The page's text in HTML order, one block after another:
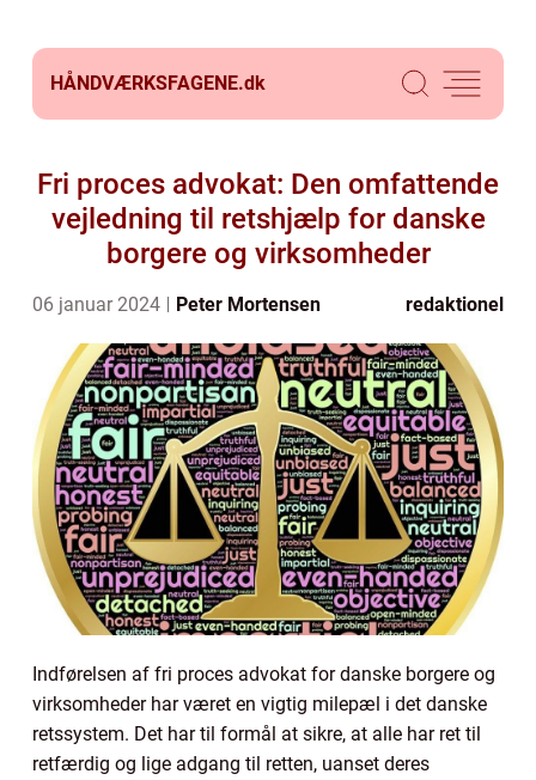
HÅNDVÆRKSFAGENE.dk
Fri proces advokat: Den omfattende
vejledning til retshjælp for danske
borgere og virksomheder
06 januar 2024 Peter Mortensen redaktionel
Indførelsen af fri proces advokat for danske borgere og
virksomheder har været en vigtig milepæl i det danske
retssystem. Det har til formål at sikre, at alle har ret til
retfærdig og lige adgang til retten, uanset deres